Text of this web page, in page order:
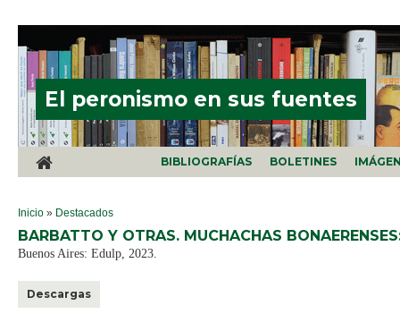
El peronismo en sus fuentes
BIBLIOGRAFÍAS BOLETINES
SE ENCUENTRA USTED AQUÍ
Inicio » Destacados
BARBATTO Y OTRAS. MUCHACHAS
Buenos Aires: Edulp, 2023.
Descargas